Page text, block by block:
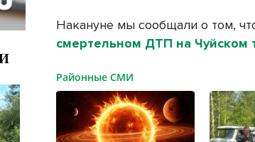
Накануне мы сообщали о том,
смертельном ДТП на Чуйском
Районные СМИ